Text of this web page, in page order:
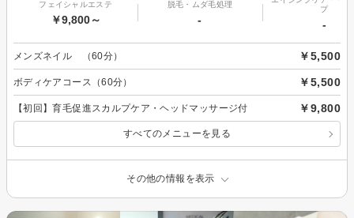
フェイシャルエステ
￥9,800～
脱毛・ムダ毛処理
-
プ
-
メンズネイル （60分） ￥5,500
ボディケアコース（60分） ￥5,500
【初回】育毛促進スカルプケア・ヘッドマッサージ付 ￥9,800
すべてのメニューを見る
その他の情報を表示